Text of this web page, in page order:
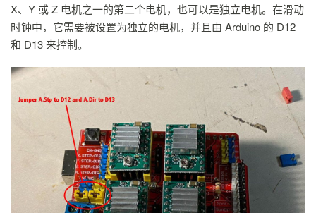
X、Y 或 Z 电机之一的第二个电机，也可以是独立电机。在滑动
时钟中，它需要被设置为独立的电机，并且由 Arduino 的 D12
和 D13 来控制。